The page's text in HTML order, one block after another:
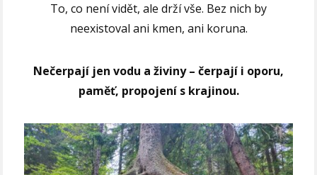
To, co není vidět, ale drží vše. Bez nich by
neexistoval ani kmen, ani koruna.
Nečerpají jen vodu a živiny – čerpají i oporu,
paměť, propojení s krajinou.